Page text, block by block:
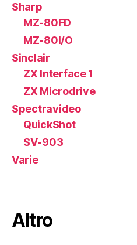
Sharp
MZ-80FD
MZ-80I/O
Sinclair
ZX Interface 1
ZX Microdrive
Spectravideo
QuickShot
SV-903
Varie
Altro